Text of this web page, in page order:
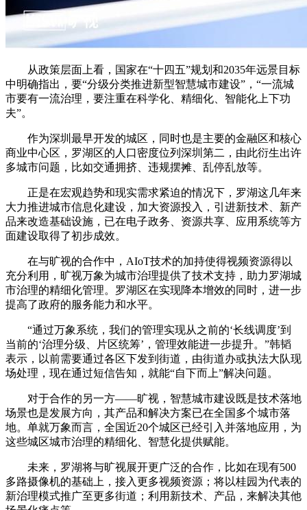
从政策层面上看，国家在“十四五”规划和2035年远景目标
中明确指出，要“分级分类推进新型智慧城市建设”，“一流城
市要有一流治理，要注重在科学化、精细化、智能化上下功
夫”。
作为深圳最早开发的城区，同时也是主要的金融区和核心
商业中心区，罗湖区的人口密度位列深圳第二，由此衍生出许
多城市问题，比如交通拥挤、违规摆摊、乱停乱放等。
正是在宏观趋势和现实需求紧迫的情况下，罗湖这几年来
大力推进城市信息化建设，加大资源投入，引进新技术、新产
品来改造基础设施，已在电子政务、资源共享、应用系统等方
面建设取得了初步成效。
在与旷视的合作中，AIoT技术的加持使得视频资源得以
充分利用，旷视万象为城市治理提供了技术支持，助力罗湖城
市治理的精细化管理。罗湖区在实现降本增效的同时，进一步
提高了政府的服务能力和水平。
“通过万象系统，我们的管理实现从之前的‘长线调度’到
当前的‘治理分级、片区统筹’，管理效能进一步提升。”韩韬
表示，以前需要通过各区下发到街道，由街道办或执法大队现
场处理，现在通过短信告知，就能“自下而上”解决问题。
对于合作的另一方——旷视，智慧城市建设既是技术落地
场景也是发展方向，其产品和解决方案已在全国多个城市落
地。单就万象而言，全国近20个城区已经引入并落地应用，为
这些城区城市治理的精细化、智慧化提供赋能。
未来，罗湖将与旷视展开更广泛的合作，比如在现有500
多路摄像机的基础上，接入更多视频资源；将以桂园为代表的
新治理模式推广至更多街道；利用新技术、产品，来解决其他